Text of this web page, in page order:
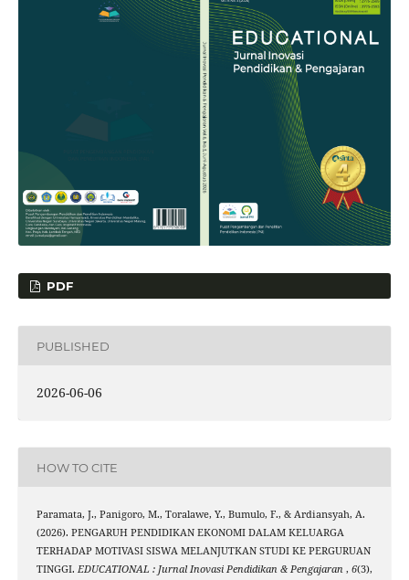
PDF
PUBLISHED
2026-06-06
HOW TO CITE
Paramata, J., Panigoro, M., Toralawe, Y., Bumulo, F., & Ardiansyah, A.
(2026). PENGARUH PENDIDIKAN EKONOMI DALAM KELUARGA
TERHADAP MOTIVASI SISWA MELANJUTKAN STUDI KE PERGURUAN
TINGGI. EDUCATIONAL : Jurnal Inovasi Pendidikan & Pengajaran , 6(3),